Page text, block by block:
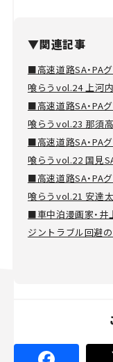
▼関連記事
■高速道路SA・PA
喰らうvol.24 上河内
■高速道路SA・PA
喰らうvol.23 那須高
■高速道路SA・PA
喰らうvol.22 国見SA
■高速道路SA・PA
喰らうvol.21 安達太
■車中泊漫画家・
ジントラブル回避